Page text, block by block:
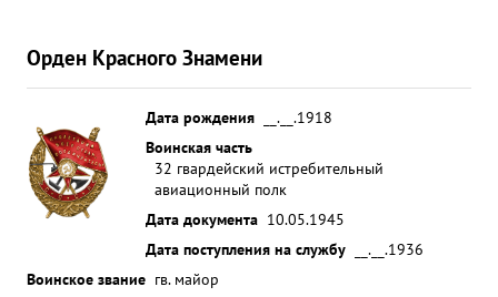
Орден Красного Знамени
Дата рождения
__.__.1918
Воинская часть
32 гвардейский истребительный
авиационный полк
Дата документа 10.05.1945
Дата поступления на службу
__.__.1936
Воинское звание гв. майор